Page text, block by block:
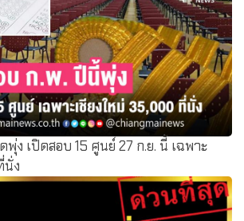
พ.
ง เปิดสอบ 15 ศูนย์ 27 ก.ย. นี้ เฉพาะ
นั่ง